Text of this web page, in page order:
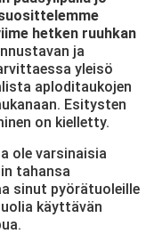
hetken ruuhkan
ja
yleisö
aploditaukojen
Esitysten
on kielletty.
ole varsinaisia
tahansa
sinut pyörätuoleille
käyttävän